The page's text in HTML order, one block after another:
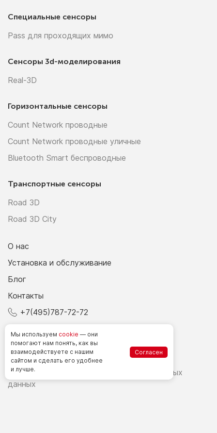
Специальные сенсоры
Pass для проходящих мимо
Сенсоры 3d-моделирования
Real-3D
Горизонтальные сенсоры
Count Network проводные
Count Network проводные уличные
Bluetooth Smart беспроводные
Транспортные сенсоры
Road 3D
Road 3D City
О нас
Установка и обслуживание
Блог
Контакты
+7(495)787-72-72
Счетчики посетителей в РФ
Политика в области обработки персональных
данных
Мы используем cookie — они
помогают нам понять, как вы
взаимодействуете с нашим
сайтом и сделать его удобнее
и лучше.
Согласен